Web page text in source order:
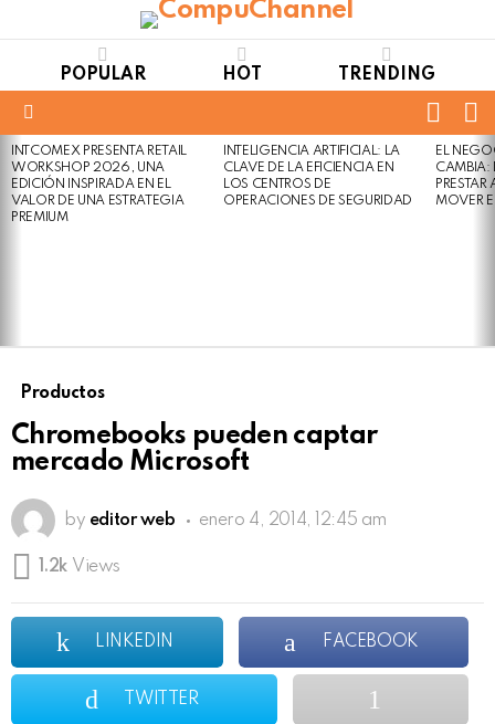
POPULAR HOT TRENDING
LATEST
STORIES
INTCOMEX PRESENTA RETAIL
WORKSHOP 2026, UNA
EDICIÓN INSPIRADA EN EL
VALOR DE UNA ESTRATEGIA
PREMIUM
INTELIGENCIA ARTIFICIAL: LA
CLAVE DE LA EFICIENCIA EN
LOS CENTROS DE
OPERACIONES DE SEGURIDAD
EL
CAMBIA:
MOVER
Productos
Chromebooks pueden captar
mercado Microsoft
by editor web enero 4, 2014, 12:45 am
1.2k Views
LINKEDIN FACEBOOK
TWITTER